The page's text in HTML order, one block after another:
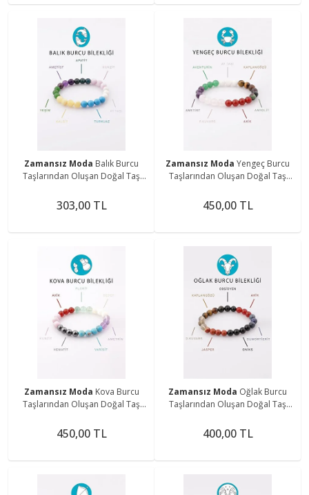
Zamansız Moda Balık Burcu
Taşlarından Oluşan Doğal Taş
Bilekliği
303,00 TL
Zamansız Moda Yengeç Burcu
Taşlarından Oluşan Doğal Taş
Bilekliği
450,00 TL
Zamansız Moda Kova Burcu
Taşlarından Oluşan Doğal Taş
Bilekliği
450,00 TL
Zamansız Moda Oğlak Burcu
Taşlarından Oluşan Doğal Taş
Bilekliği
400,00 TL